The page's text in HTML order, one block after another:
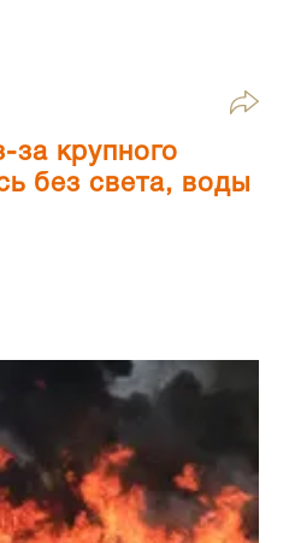
за крупного
без света, воды